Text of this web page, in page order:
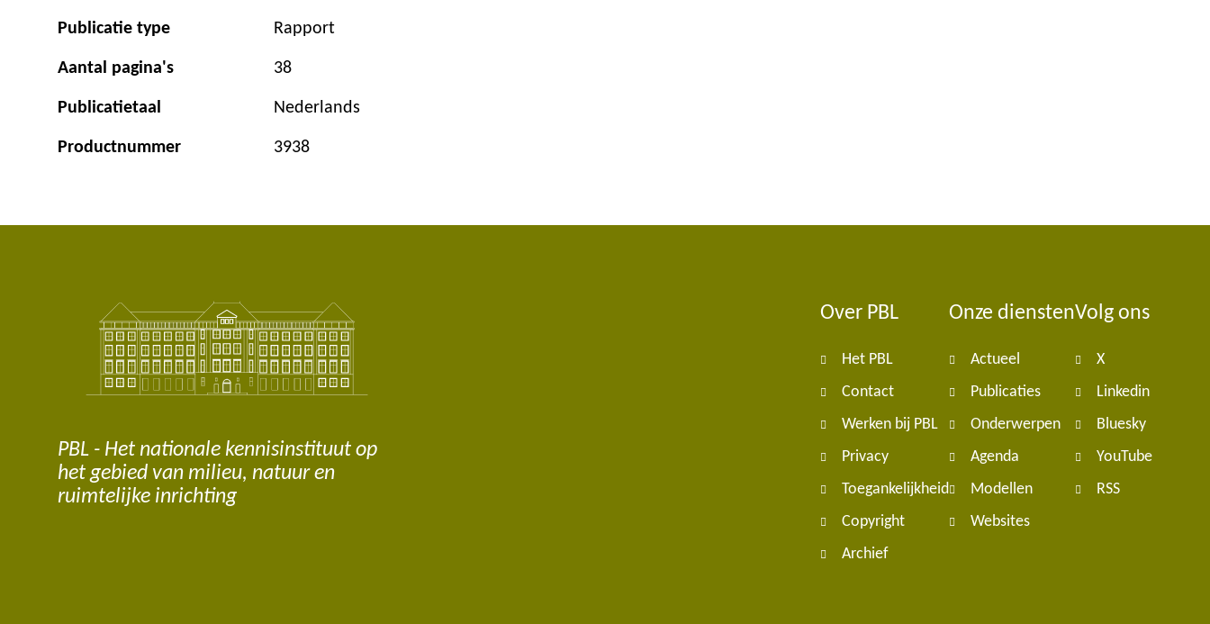
Publicatie type Rapport
Aantal pagina's 38
Publicatietaal Nederlands
Productnummer 3938
PBL - Het nationale kennisinstituut op
het gebied van milieu, natuur en
ruimtelijke inrichting
Over PBL
Het PBL
Contact
Werken bij PBL
Privacy
Toegankelijkheid
Copyright
Archief
Onze diensten
Actueel
Publicaties
Onderwerpen
Agenda
Modellen
Websites
Volg ons
X
Linkedin
Bluesky
YouTube
RSS